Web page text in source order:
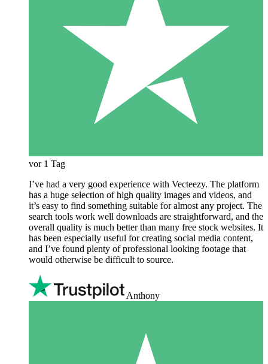
vor 1 Tag
I’ve had a very good experience with Vecteezy. The platform
has a huge selection of high quality images and videos, and
it’s easy to find something suitable for almost any project. The
search tools work well downloads are straightforward, and the
overall quality is much better than many free stock websites. It
has been especially useful for creating social media content,
and I’ve found plenty of professional looking footage that
would otherwise be difficult to source.
Anthony